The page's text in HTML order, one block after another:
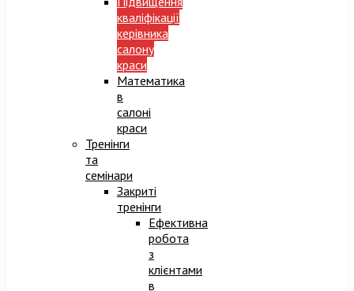
кваліфікації
керівника
салону
краси
Математика
в
салоні
краси
Тренінги
та
семінари
Закриті
тренінги
Ефективна
робота
з
клієнтами
в